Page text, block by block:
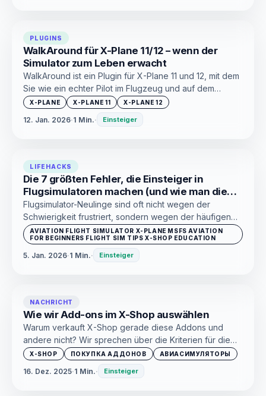
PLUGINS
WalkAround für X-Plane 11/12 – wenn der
Simulator zum Leben erwacht
WalkAround ist ein Plugin für X-Plane 11 und 12, mit dem
Sie wie ein echter Pilot im Flugzeug und auf dem
Flughafen herumlaufen können. Minimales Pathos,
maximale Immersion. Eines dieser Dinge, die einer
normalen Kamera das Gefühl geben, eine Fälschung zu
X-PLANE X-PLANE 11 X-PLANE 12
12. Jan. 2026·1 Min.· Einsteiger
LIFEHACKS
Die 7 größten Fehler, die Einsteiger in
Flugsimulatoren machen (und wie man die
Freude am Fliegen nicht verliert)
Flugsimulator-Neulinge sind oft nicht wegen der
Schwierigkeit frustriert, sondern wegen der häufigen
Fehler. In diesem Artikel analysieren wir die häufigsten
Fehler und erklären, wie man mit dem Fliegen aus
Vergnügen und nicht aus Schmerz beginnt.
AVIATION FLIGHT SIMULATOR X-PLANE MSFS AVIATION
FOR BEGINNERS FLIGHT SIM TIPS X-SHOP EDUCATION
5. Jan. 2026·1 Min.· Einsteiger
NACHRICHT
Wie wir Add-ons im X-Shop auswählen
Warum verkauft X-Shop gerade diese Addons und
andere nicht? Wir sprechen über die Kriterien für die
Auswahl der Produkte für unseren Shop
X-SHOP ПОКУПКА АДДОНОВ АВИАСИМУЛЯТОРЫ
16. Dez. 2025·1 Min.· Einsteiger